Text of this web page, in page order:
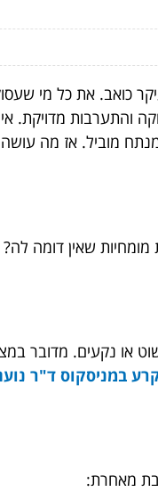
כואב. את כל מי
והתערבות מדויקת.
מוביל. אז מה
שאין דומה לה?
או נקעים. מדובר
במניסקוס ד"ר
מאחרת: